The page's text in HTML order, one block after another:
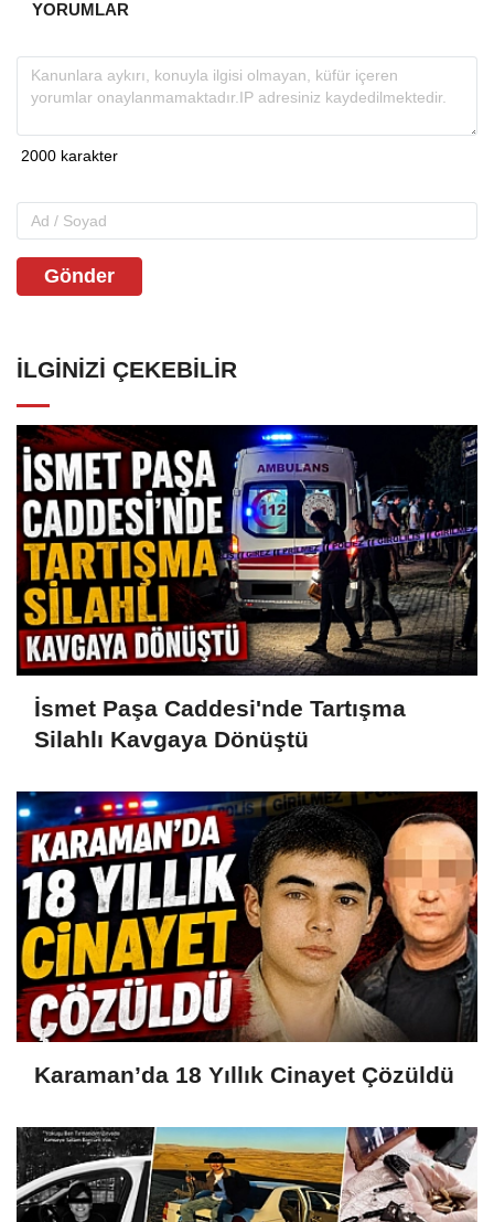
YORUMLAR
Gönder
İLGINIZI ÇEKEBILIR
İsmet Paşa Caddesi'nde Tartışma
Silahlı Kavgaya Dönüştü
Karaman’da 18 Yıllık Cinayet Çözüldü